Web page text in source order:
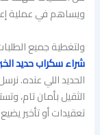
ويساهم في عملية
ولتغطية جميع
شراء سكراب حديد
الحديد اللي عنده.
الثقيل بأمان تام،
تعقيدات أو تأخير